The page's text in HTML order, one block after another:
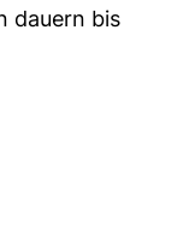
dauern bis